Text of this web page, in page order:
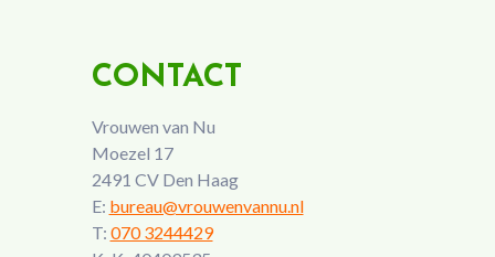
CONTACT
Vrouwen van Nu
Moezel 17
2491 CV Den Haag
E: bureau@vrouwenvannu.nl
T: 070 3244429